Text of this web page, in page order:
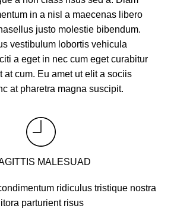
in a nisl a maecenas libero
justo molestie bibendum.
vestibulum lobortis vehicula
a eget in nec cum eget curabitur
at cum. Eu amet ut elit a sociis
at pharetra magna suscipit.
MALESUAD
ridiculus tristique nostra
litora parturient risus